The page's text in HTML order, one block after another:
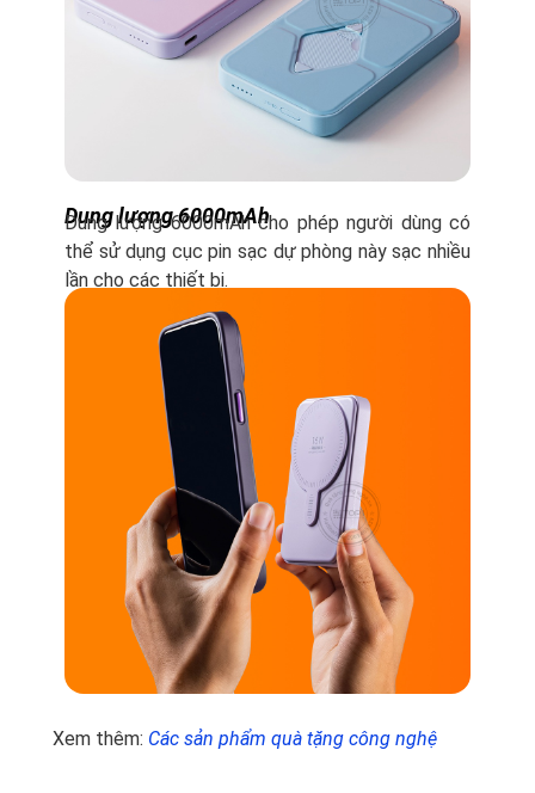
Dung lượng 6000mAh
Dung lượng 6000mAh cho phép người dùng có
thể sử dụng cục pin sạc dự phòng này sạc nhiều
lần cho các thiết bị.
Xem thêm: Các sản phẩm quà tặng công nghệ